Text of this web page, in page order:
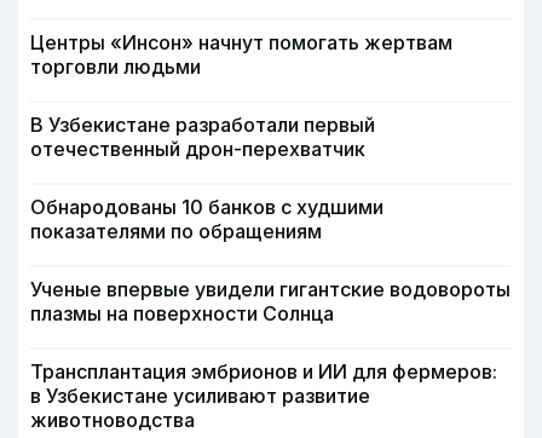
Центры «Инсон» начнут помогать жертвам
торговли людьми
В Узбекистане разработали первый
отечественный дрон-перехватчик
Обнародованы 10 банков с худшими
показателями по обращениям
Ученые впервые увидели гигантские водовороты
плазмы на поверхности Солнца
Трансплантация эмбрионов и ИИ для фермеров:
в Узбекистане усиливают развитие
животноводства